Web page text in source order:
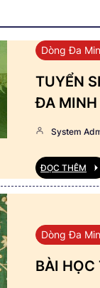
Dòng Đa
TUYỂN
ĐA MINH
System
ĐỌC THÊM
Dòng Đa
BÀI HỌC